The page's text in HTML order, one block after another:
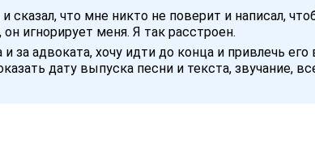
сказал, что мне никто не поверит и написал,
игнорирует меня. Я так расстроен.
за адвоката, хочу идти до конца и привлечь
дату выпуска песни и текста, звучание,